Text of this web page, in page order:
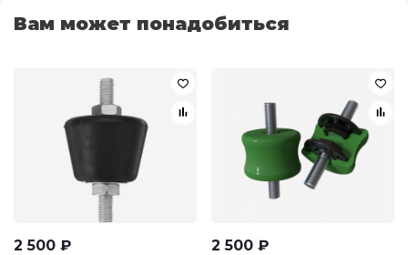
Вам может понадобиться
2 500 ₽ 2 500 ₽